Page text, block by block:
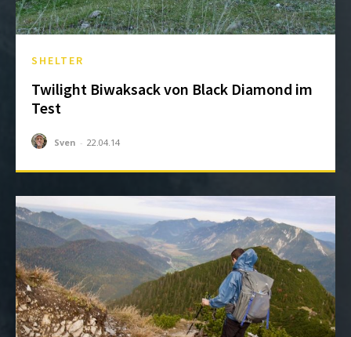
SHELTER
Twilight Biwaksack von Black Diamond im
Test
Sven - 22.04.14